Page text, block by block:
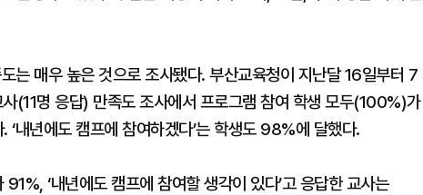
는 매우 높은 것으로 조사됐다. 부산교육청이 지난달 16일부터 7
(11명 응답) 만족도 조사에서 프로그램 참여 학생 모두(100%)가
‘내년에도 캠프에 참여하겠다’는 학생도 98%에 달했다.
91%, ‘내년에도 캠프에 참여할 생각이 있다’고 응답한 교사는